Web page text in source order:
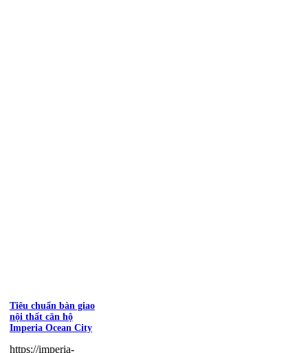
Tiêu chuẩn bàn giao
nội thất căn hộ
Imperia Ocean City
https://imperia-